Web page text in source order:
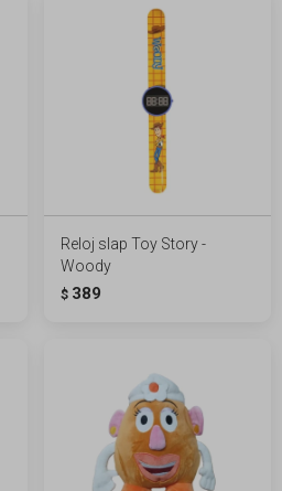
Reloj slap Toy Story -
Woody
$ 389